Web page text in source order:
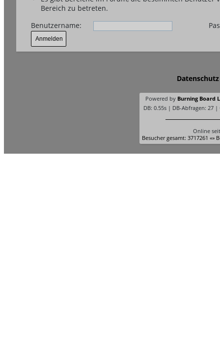
Bereich zu betreten.
Benutzername:
Datenschutz
Powered by Burning Board
DB: 0.55s | DB-Abfragen: 27 |
Online
Besucher gesamt: 3717261 «»